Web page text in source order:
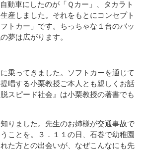
動車にしたのが「Ｑカー」、タカラト
産しました。それをもとにコンセプト
トカー」です。ちっちゃな１台のバッ
夢は広がります。
乗ってきました。ソフトカーを通じて
提唱する小栗教授ご本人とも親しくお話
スピード社会』は小栗教授の著書でも
りました。先生のお姉様が交通事故で
ことを。３．１１の日、石巻で幼稚園
た方との出会いが、なぜこんなにも先